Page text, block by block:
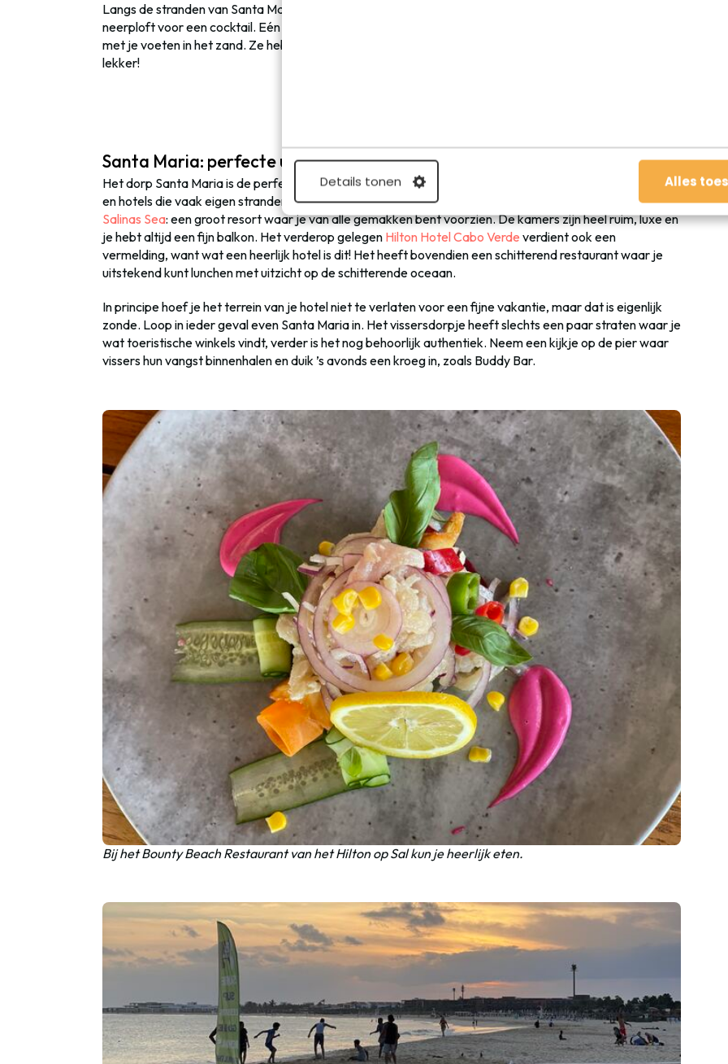
Details tonen Alles
Langs de stranden van Santa Maria vind je volop fijne restaurantjes waar je goed kunt eten of even
neerploft voor een cocktail. Eén van die plekken is
met je voeten in het zand. Ze hebben er ook goede pizza’s. Niet heel authentiek Kaapverdisch eten, wel
lekker!
Santa Maria: perfecte uitvalsbasis
Het dorp Santa Maria is de perfecte uitvalsbasis voor je vakantie op Sal. Hier vind je prachtige resorts
en hotels die vaak eigen stranden hebben en een verkoelend zwembad. Wij verbleven in het fijneOasis
Salinas Sea: een groot resort waar je van alle gemakken bent voorzien. De kamers zijn heel ruim, luxe en
je hebt altijd een fijn balkon. Het verderop gelegen Hilton Hotel Cabo Verde verdient ook een
vermelding, want wat een heerlijk hotel is dit! Het heeft bovendien een schitterend restaurant waar je
uitstekend kunt lunchen met uitzicht op de schitterende oceaan.
In principe hoef je het terrein van je hotel niet te verlaten voor een fijne vakantie, maar dat is eigenlijk
zonde. Loop in ieder geval even Santa Maria in. Het vissersdorpje heeft slechts een paar straten waar je
wat toeristische winkels vindt, verder is het nog behoorlijk authentiek. Neem een kijkje op de pier waar
vissers hun vangst binnenhalen en duik ’s avonds een kroeg in, zoals Buddy Bar.
Bij het Bounty Beach Restaurant van het Hilton op Sal kun je heerlijk eten.